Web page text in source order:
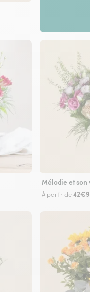
Mélodie et son
À partir de